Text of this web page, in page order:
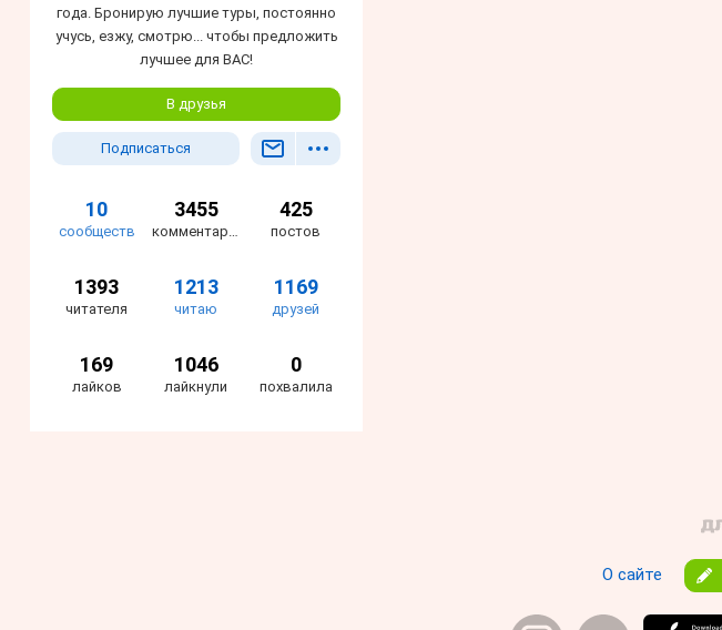
года. Бронирую лучшие туры, постоянно
учусь, езжу, смотрю... чтобы предложить
лучшее для ВАС!
В друзья
Подписаться
10
сообществ
3455
комментариев
425
постов
1393
читателя
1213
читаю
1169
друзей
169
лайков
1046
лайкнули
0
похвалила
О сайте